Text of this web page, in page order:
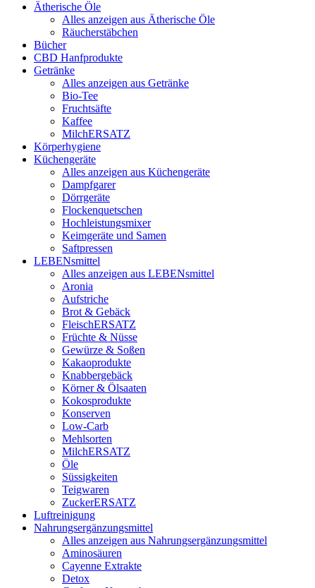
Ätherische Öle
Alles anzeigen aus Ätherische Öle
Räucherstäbchen
Bücher
CBD Hanfprodukte
Getränke
Alles anzeigen aus Getränke
Bio-Tee
Fruchtsäfte
Kaffee
MilchERSATZ
Körperhygiene
Küchengeräte
Alles anzeigen aus Küchengeräte
Dampfgarer
Dörrgeräte
Flockenquetschen
Hochleistungsmixer
Keimgeräte und Samen
Saftpressen
LEBENsmittel
Alles anzeigen aus LEBENsmittel
Aronia
Aufstriche
Brot & Gebäck
FleischERSATZ
Früchte & Nüsse
Gewürze & Soßen
Kakaoprodukte
Knabbergebäck
Körner & Ölsaaten
Kokosprodukte
Konserven
Low-Carb
Mehlsorten
MilchERSATZ
Öle
Süssigkeiten
Teigwaren
ZuckerERSATZ
Luftreinigung
Nahrungsergänzungsmittel
Alles anzeigen aus Nahrungsergänzungsmittel
Aminosäuren
Cayenne Extrakte
Detox